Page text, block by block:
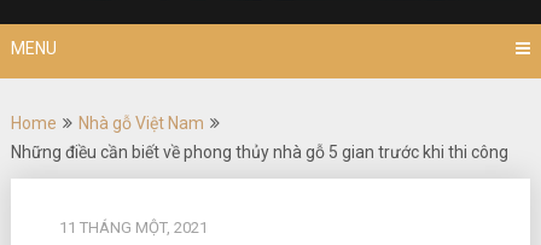
MENU
Home
Nhà gỗ Việt Nam
Những điều cần biết về phong thủy nhà gỗ 5 gian trước khi thi công
11 THÁNG MỘT, 2021